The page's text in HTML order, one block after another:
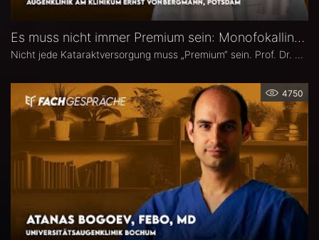
Es muss nicht immer Premium sein: Monofokallinsen – Prof. Dr. Anja Liekfeld
4750